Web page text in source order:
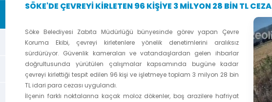
SÖKE'DE ÇEVREYİ KİRLETEN 96 KİŞİYE 3 MİLYON 28 BİN TL CEZA
Söke Belediyesi Zabıta Müdürlüğü bünyesinde görev yapan Çevre
Koruma Ekibi, çevreyi kirletenlere yönelik denetimlerini aralıksız
sürdürüyor. Güvenlik kameraları ve vatandaşlardan gelen ihbarlar
doğrultusunda yürütülen çalışmalar kapsamında bugüne kadar
çevreyi kirlettiği tespit edilen 96 kişi ve işletmeye toplam 3 milyon 28 bin
TL idari para cezası uygulandı.
İlçenin farklı noktalarına kaçak moloz dökenler, boş arazilere hafriyat